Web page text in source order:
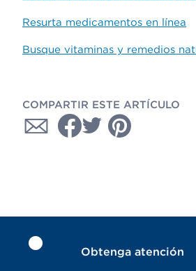
Resurta medicamentos en línea
Busque vitaminas y remedios
COMPARTIR ESTE ARTÍCULO
Obtenga atención